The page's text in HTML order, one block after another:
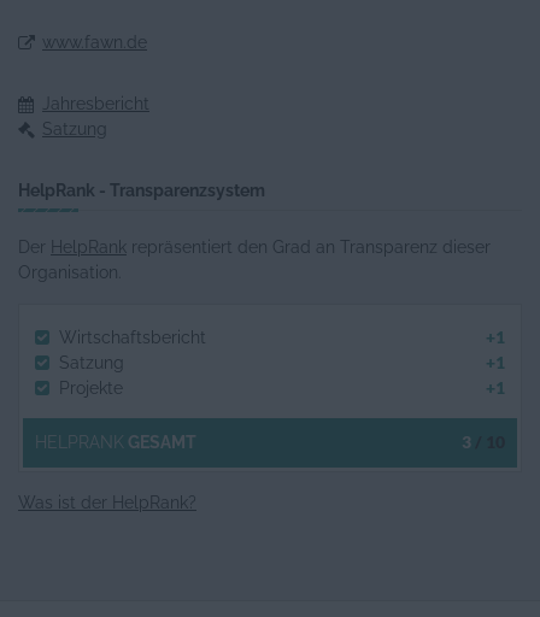
www.fawn.de
Jahresbericht
Satzung
HelpRank - Transparenzsystem
Der HelpRank repräsentiert den Grad an Transparenz dieser
Organisation.
Wirtschaftsbericht +1
Satzung +1
Projekte +1
HELPRANK GESAMT 3
Was ist der HelpRank?